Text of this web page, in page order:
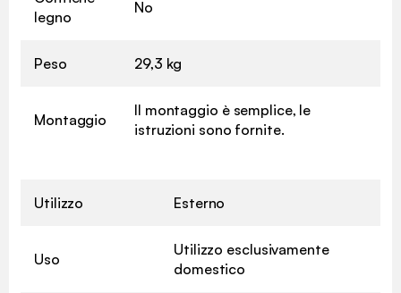
legno
No
Peso 29,3 kg
Montaggio
Il montaggio è semplice, le
istruzioni sono fornite.
Utilizzo Esterno
Uso
Utilizzo esclusivamente
domestico